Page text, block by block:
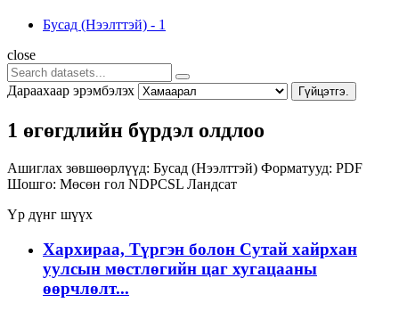
Бусад (Нээлттэй) - 1
close
Дараахаар эрэмбэлэх Гүйцэтгэ.
1 өгөгдлийн бүрдэл олдлоо
Ашиглах зөвшөөрлүүд: Бусад (Нээлттэй) Форматууд: PDF
Шошго: Мөсөн гол NDPCSL Ландсат
Үр дүнг шүүх
Хархираа, Түргэн болон Сутай хайрхан
уулсын мөстлөгийн цаг хугацааны
өөрчлөлт...